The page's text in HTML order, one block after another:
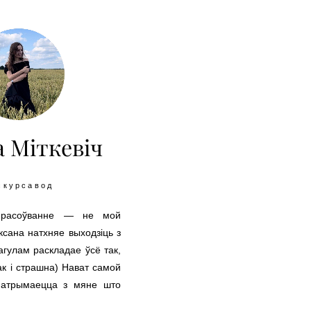
Міткевіч
— не мой
натхняе выходзіць з
раскладае ўсё так,
і страшна) Нават самой
атрымаецца з мяне што